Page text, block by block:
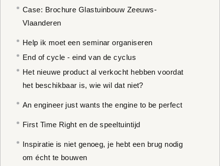
Case: Brochure Glastuinbouw Zeeuws-
Vlaanderen
Help ik moet een seminar organiseren
End of cycle - eind van de cyclus
Het nieuwe product al verkocht hebben voordat
het beschikbaar is, wie wil dat niet?
An engineer just wants the engine to be perfect
First Time Right en de speeltuintijd
Inspiratie is niet genoeg, je hebt een brug nodig
om écht te bouwen